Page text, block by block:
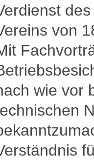
von
wie vor